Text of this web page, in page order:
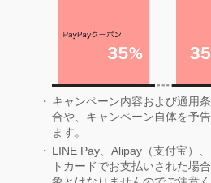
キャンペーン内容および適用
合や、キャンペーン自体を予
ます。
LINE Pay、Alipay（支付宝）
トカードでお支払いされた場